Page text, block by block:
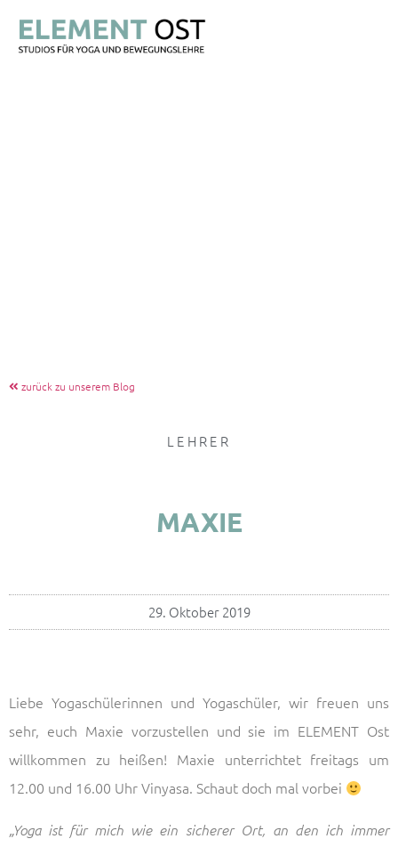
zurück zu unserem Blog
LEHRER
MAXIE
29. Oktober 2019
Liebe Yogaschülerinnen und Yogaschüler, wir freuen uns
sehr, euch Maxie vorzustellen und sie im ELEMENT Ost
willkommen zu heißen! Maxie unterrichtet freitags um
12.00 und 16.00 Uhr Vinyasa. Schaut doch mal vorbei
„Yoga ist für mich wie ein sicherer Ort, an den ich immer